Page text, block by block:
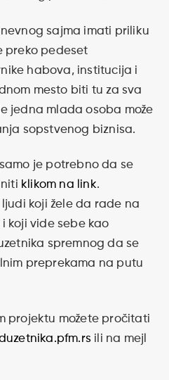
sajma imati priliku
preko pedeset
habova, institucija i
mesto biti tu za sva
jedna mlada osoba može
sopstvenog biznisa.
je potrebno da se
klikom na link.
koji žele da rade na
koji vide sebe kao
spremnog da se
preprekama na putu
projektu možete pročitati
ili na mejl